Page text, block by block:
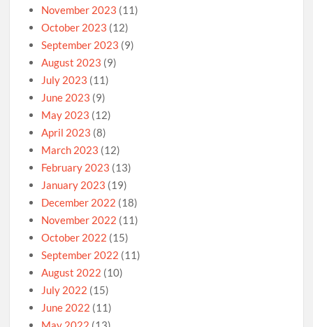
November 2023 (11)
October 2023 (12)
September 2023 (9)
August 2023 (9)
July 2023 (11)
June 2023 (9)
May 2023 (12)
April 2023 (8)
March 2023 (12)
February 2023 (13)
January 2023 (19)
December 2022 (18)
November 2022 (11)
October 2022 (15)
September 2022 (11)
August 2022 (10)
July 2022 (15)
June 2022 (11)